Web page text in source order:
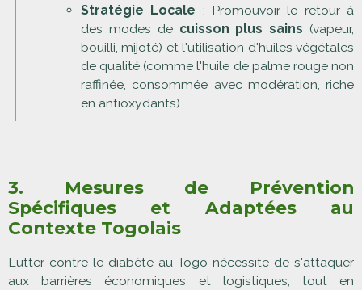
Stratégie Locale : Promouvoir le retour à
des modes de cuisson plus sains (vapeur,
bouilli, mijoté) et l'utilisation d'huiles végétales
de qualité (comme l'huile de palme rouge non
raffinée, consommée avec modération, riche
en antioxydants).
3. Mesures de Prévention
Spécifiques et Adaptées au
Contexte Togolais
Lutter contre le diabète au Togo nécessite de s'attaquer
aux barrières économiques et logistiques, tout en